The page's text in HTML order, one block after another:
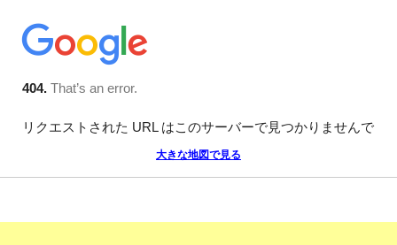
大きな地図で見る